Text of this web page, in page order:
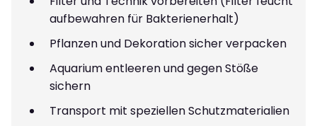
aufbewahren für Bakterienerhalt)
Pflanzen und Dekoration sicher verpacken
Aquarium entleeren und gegen Stöße
sichern
Transport mit speziellen Schutzmaterialien